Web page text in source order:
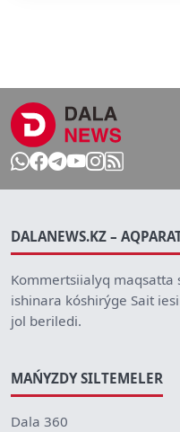
DALANEWS.KZ –
Kommertsiialyq
ishinara kóshirýge Sait
jol beriledi.
MAŃYZDY SILTEMELER
Dala 360